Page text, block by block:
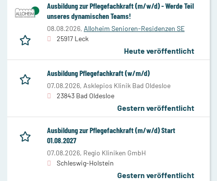
Ausbildung zur Pflegefachkraft (m/w/d) - Werde Teil
unseres dynamischen Teams!
08.08.2026, Alloheim Senioren-Residenzen SE
25917 Leck
Heute veröffentlicht
Ausbildung Pflegefachkraft (w/m/d)
07.08.2026, Asklepios Klinik Bad Oldesloe
23843 Bad Oldesloe
Gestern veröffentlicht
Ausbildung zur Pflegefachkraft (m/w/d) Start
01.08.2027
07.08.2026, Regio Kliniken GmbH
Schleswig-Holstein
Gestern veröffentlicht